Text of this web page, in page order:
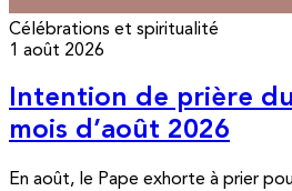
Célébrations et spiritualité
1 août 2026
Intention de prière
mois d’août 2026
En août, le Pape exhorte à prier